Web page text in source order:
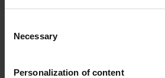
Selection
Necessary
Personalization of content
Rapport intégré 2025